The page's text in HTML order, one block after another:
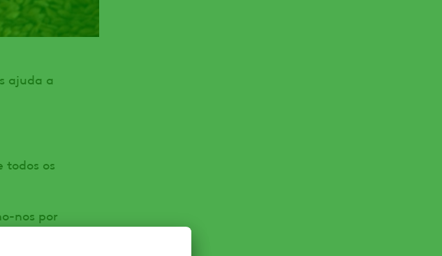
ajuda a
todos os
nos por